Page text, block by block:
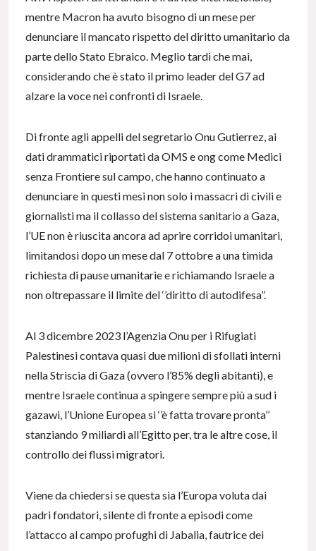
mentre Macron ha avuto bisogno di un mese per
denunciare il mancato rispetto del diritto umanitario da
parte dello Stato Ebraico. Meglio tardi che mai,
considerando che è stato il primo leader del G7 ad
alzare la voce nei confronti di Israele.
Di fronte agli appelli del segretario Onu Gutierrez, ai
dati drammatici riportati da OMS e ong come Medici
senza Frontiere sul campo, che hanno continuato a
denunciare in questi mesi non solo i massacri di civili e
giornalisti ma il collasso del sistema sanitario a Gaza,
l’UE non è riuscita ancora ad aprire corridoi umanitari,
limitandosi dopo un mese dal 7 ottobre a una timida
richiesta di pause umanitarie e richiamando Israele a
non oltrepassare il limite del ‘’diritto di autodifesa’’.
Al 3 dicembre 2023 l’Agenzia Onu per i Rifugiati
Palestinesi contava quasi due milioni di sfollati interni
nella Striscia di Gaza (ovvero l’85% degli abitanti), e
mentre Israele continua a spingere sempre più a sud i
gazawi, l’Unione Europea si ‘’è fatta trovare pronta’’
stanziando 9 miliardi all’Egitto per, tra le altre cose, il
controllo dei flussi migratori.
Viene da chiedersi se questa sia l’Europa voluta dai
padri fondatori, silente di fronte a episodi come
l’attacco al campo profughi di Jabalia, fautrice dei